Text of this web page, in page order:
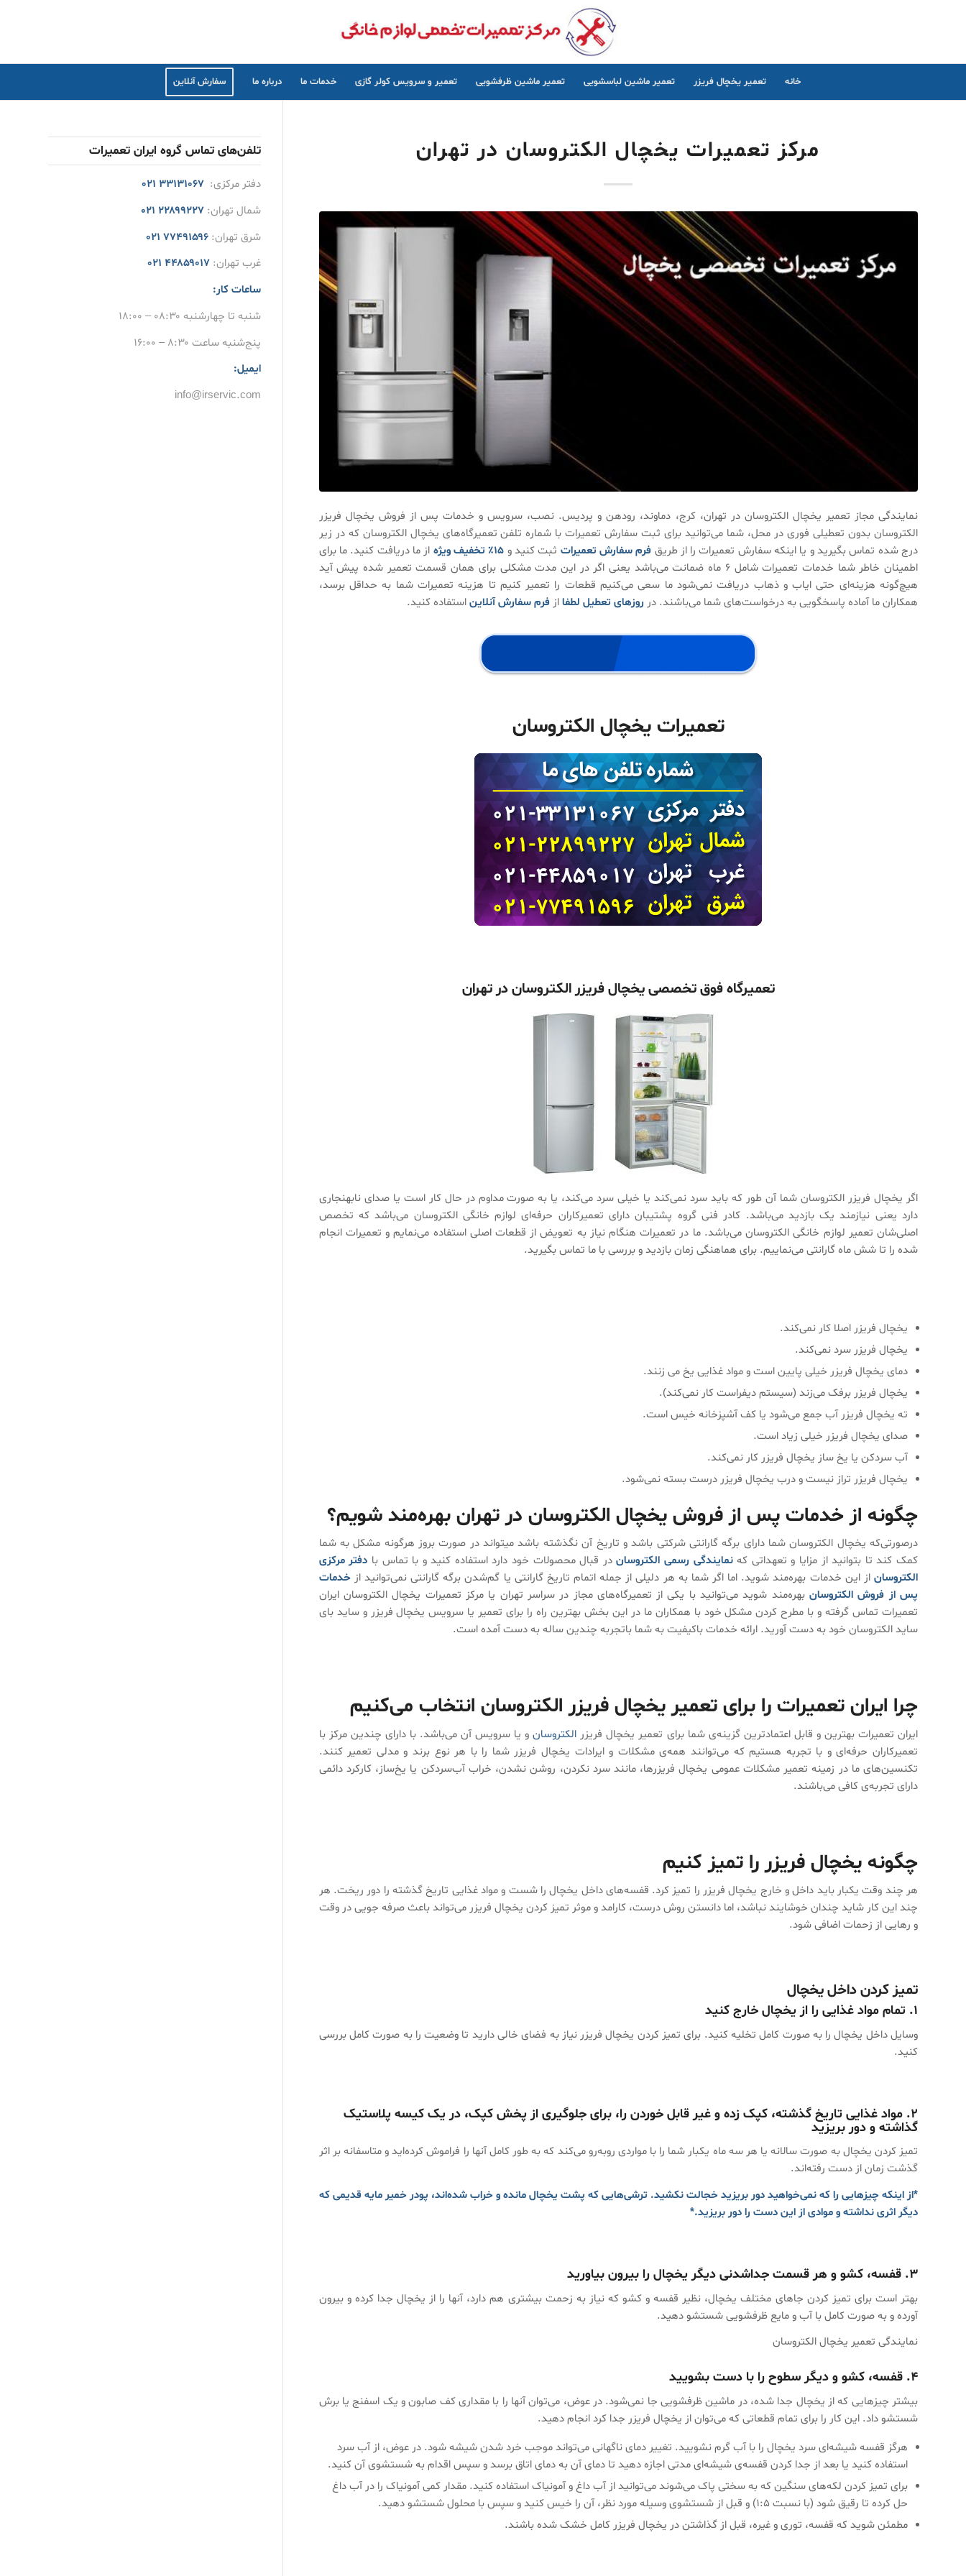
خانه تعمیر یخچال فریزر تعمیر ماشین لباسشویی تعمیر ماشین ظرفشویی تعمیر و سرویس کولر گازی خدمات ما درباره ما سفارش آنلاین
مرکز تعمیرات یخچال الکتروسان در تهران
نمایندگی مجاز تعمیر یخچال الکتروسان در تهران، کرج، دماوند، رودهن و پردیس. نصب، سرویس و خدمات پس از فروش یخچال فریزر
الکتروسان بدون تعطیلی فوری در محل، شما می‌توانید برای ثبت سفارش تعمیرات با شماره تلفن تعمیرگاه‌های یخچال الکتروسان که در زیر
درج شده تماس بگیرید و یا اینکه سفارش تعمیرات را از طریق فرم سفارش تعمیرات ثبت کنید و ۱۵٪ تخفیف ویژه
از ما دریافت کنید. ما برای
اطمینان خاطر شما خدمات تعمیرات شامل ۶ ماه ضمانت می‌باشد یعنی اگر در این مدت مشکلی برای همان قسمت تعمیر شده پیش آید
هیچ‌گونه هزینه‌ای حتی ایاب و ذهاب دریافت نمی‌شود ما سعی می‌کنیم قطعات را تعمیر کنیم تا هزینه تعمیرات شما به حداقل برسد،
همکاران ما آماده پاسخگویی به درخواست‌های شما می‌باشند. در روزهای تعطیل لطفااز فرم سفارش آنلایناستفاده کنید.
تعمیرات یخچال الکتروسان
تعمیرگاه فوق تخصصی یخچال فریزر الکتروسان در تهران
اگر یخچال فریزر الکتروسان شما آن طور که باید سرد نمی‌کند یا خیلی سرد می‌کند، یا به صورت مداوم در حال کار است یا صدای نابهنجاری
دارد یعنی نیازمند یک بازدید می‌باشد. کادر فنی گروه پشتیبان دارای تعمیرکاران حرفه‌ای لوازم خانگی الکتروسان می‌باشد که تخصص
اصلی‌شان تعمیر لوازم خانگی الکتروسان می‌باشد. ما در تعمیرات هنگام نیاز به تعویض از قطعات اصلی استفاده می‌نمایم و تعمیرات انجام
شده را تا شش ماه گارانتی می‌نماییم. برای هماهنگی زمان بازدید و بررسی با ما تماس بگیرید.
یخچال فریزر اصلا کار نمی‌کند.
یخچال فریزر سرد نمی‌کند.
دمای یخچال فریزر خیلی پایین است و مواد غذایی یخ می زنند.
یخچال فریزر برفک می‌زند (سیستم دیفراست کار نمی‌کند).
ته یخچال فریزر آب جمع می‌شود یا کف آشپزخانه خیس است.
صدای یخچال فریزر خیلی زیاد است.
آب سردکن یا یخ ساز یخچال فریزر کار نمی‌کند.
یخچال فریزر تراز نیست و درب یخچال فریزر درست بسته نمی‌شود.
چگونه از خدمات پس از فروش یخچال الکتروسان در تهران بهره‌مند شویم؟
درصورتی‌که یخچال الکتروسان شما دارای برگه گارانتی شرکتی باشد و تاریخ آن نگذشته باشد میتواند در صورت بروز هرگونه مشکل به شما
کمک کند تا بتوانید از مزایا و تعهداتی کهنمایندگی رسمی الکتروساندر قبال محصولات خود دارد استفاده کنید و با تماس با دفتر مرکزی
الکتروسان از این خدمات بهره‌مند شوید. اما اگر شما به هر دلیلی از جمله اتمام تاریخ گارانتی یا گم‌شدن برگه گارانتی نمی‌توانید ازخدمات
پس از فروش الکتروسانبهره‌مند شوید می‌توانید با یکی از تعمیرگاه‌های مجاز در سراسر تهران یا مرکز تعمیرات یخچال الکتروسان ایران
تعمیرات تماس گرفته و با مطرح کردن مشکل خود با همکاران ما در این بخش بهترین راه را برای تعمیر یا سرویس یخچال فریزر و ساید بای
ساید الکتروسان خود به دست آورید. ارائه خدمات باکیفیت به شما باتجربه چندین ساله به دست آمده است.
چرا ایران تعمیرات را برای تعمیر یخچال فریزر الکتروسان انتخاب می‌کنیم
ایران تعمیرات بهترین و قابل اعتمادترین گزینه‌ی شما برای تعمیر یخچال فریزر الکتروسانو یا سرویس آن می‌باشد. با دارای چندین مرکز با
تعمیرکاران حرفه‌ای و با تجربه هستیم که می‌توانند همه‌ی مشکلات و ایرادات یخچال فریزر شما را با هر نوع برند و مدلی تعمیر کنند.
تکنسین‌های ما در زمینه تعمیر مشکلات عمومی یخچال فریزرها، مانند سرد نکردن، روشن نشدن، خراب آب‌سردکن یا یخ‌ساز، کارکرد دائمی
دارای تجربه‌ی کافی می‌باشند.
چگونه یخچال فریزر را تمیز کنیم
هر چند وقت یکبار باید داخل و خارج یخچال فریزر را تمیز کرد. قفسه‌های داخل یخچال را شست و مواد غذایی تاریخ گذشته را دور ریخت. هر
چند این کار شاید چندان خوشایند نباشد، اما دانستن روش درست، کارامد و موثر تمیز کردن یخچال فریزر می‌تواند باعث صرفه جویی در وقت
و رهایی از زحمات اضافی شود.
تمیز کردن داخل یخچال
۱. تمام مواد غذایی را از یخچال خارج کنید
وسایل داخل یخچال را به صورت کامل تخلیه کنید. برای تمیز کردن یخچال فریزر نیاز به فضای خالی دارید تا وضعیت را به صورت کامل بررسی
کنید.
۲. مواد غذایی تاریخ گذشته، کپک زده و غیر قابل خوردن را، برای جلوگیری از پخش کپک، در یک کیسه پلاستیک
گذاشته و دور بریزید
تمیز کردن یخچال به صورت سالانه یا هر سه ماه یکبار شما را با مواردی روبه‌رو می‌کند که به طور کامل آنها را فراموش کرده‌اید و متاسفانه بر اثر
گذشت زمان از دست رفته‌اند.
*از اینکه چیزهایی را که نمی‌خواهید دور بریزید خجالت نکشید. ترشی‌هایی که پشت یخچال مانده و خراب شده‌اند، پودر خمیر مایه قدیمی که
دیگر اثری نداشته و موادی از این دست را دور بریزید.*
۳. قفسه، کشو و هر قسمت جداشدنی دیگر یخچال را بیرون بیاورید
بهتر است برای تمیز کردن جاهای مختلف یخچال، نظیر قفسه و کشو که نیاز به زحمت بیشتری هم دارد، آنها را از یخچال جدا کرده و بیرون
آورده و به صورت کامل با آب و مایع ظرفشویی شستشو دهید.
نمایندگی تعمیر یخچال الکتروسان
۴. قفسه، کشو و دیگر سطوح را با دست بشویید
بیشتر چیزهایی که از یخچال جدا شده، در ماشین ظرفشویی جا نمی‌شود. در عوض، می‌توان آنها را با مقداری کف صابون و یک اسفنج یا برش
شستشو داد. این کار را برای تمام قطعاتی که می‌توان از یخچال فریزر جدا کرد انجام دهید.
هرگز قفسه شیشه‌ای سرد یخچال را با آب گرم نشویید. تغییر دمای ناگهانی می‌تواند موجب خرد شدن شیشه شود. در عوض، از آب سرد
استفاده کنید یا بعد از جدا کردن قفسه‌ی شیشه‌ای مدتی اجازه دهید تا دمای آن به دمای اتاق برسد و سپس اقدام به شستشوی آن کنید.
برای تمیز کردن لکه‌های سنگین که به سختی پاک می‌شوند می‌توانید از آب داغ و آمونیاک استفاده کنید. مقدار کمی آمونیاک را در آب داغ
حل کرده تا رقیق شود (با نسبت ۱:۵) و قبل از شستشوی وسیله مورد نظر، آن را خیس کنید و سپس با محلول شستشو دهید.
مطمئن شوید که قفسه، توری و غیره، قبل از گذاشتن در یخچال فریزر کامل خشک شده باشند.
تلفن‌های تماس گروه ایران تعمیرات
دفتر مرکزی:۳۳۱۳۱۰۶۷ ۰۲۱
شمال تهران:۲۲۸۹۹۲۲۷ ۰۲۱
شرق تهران:۷۷۴۹۱۵۹۶ ۰۲۱
غرب تهران:۴۴۸۵۹۰۱۷ ۰۲۱
ساعات کار:
شنبه تا چهارشنبه ۰۸:۳۰ – ۱۸:۰۰
پنج‌شنبه ساعت ۸:۳۰ – ۱۶:۰۰
ایمیل:
info@irservic.com